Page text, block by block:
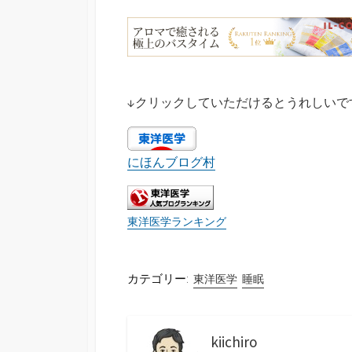
↓クリックしていただけるとうれしいで
にほんブログ村
東洋医学ランキング
カテゴリー: 東洋医学 睡眠
kiichiro